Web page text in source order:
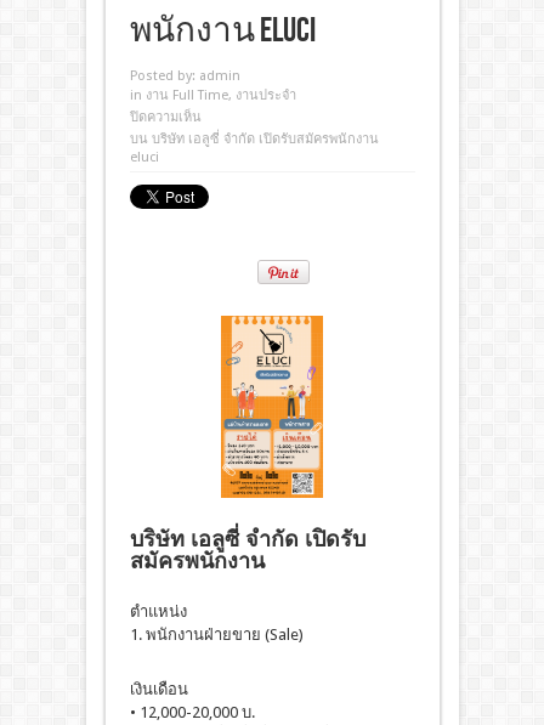
พนักงาน eluci
Posted by: admin
in งาน Full Time, งานประจํา
ปิดความเห็น
บน บริษัท เอลูซี่ จำกัด เปิดรับสมัครพนักงาน
eluci
บริษัท เอลูซี่ จำกัด เปิดรับ
สมัครพนักงาน
ตำแหน่ง
1. พนักงานฝ่ายขาย (Sale)
เงินเดือน
• 12,000-20,000 บ.